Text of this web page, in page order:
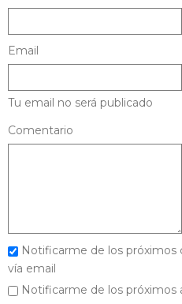
Email
Tu email no será publicado
Comentario
Notificarme de los
vía email
Notificarme de los próximos